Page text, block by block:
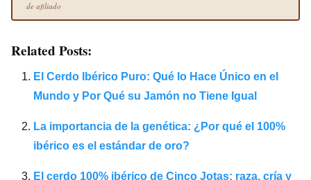
de afiliado
Related Posts:
El Cerdo Ibérico Puro: Qué lo Hace Único en el
Mundo y Por Qué su Jamón no Tiene Igual
La importancia de la genética: ¿Por qué el 100%
ibérico es el estándar de oro?
El cerdo 100% ibérico de Cinco Jotas: raza, cría y